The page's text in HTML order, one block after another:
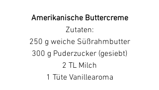
Amerikanische Buttercreme
Zutaten:
250 g weiche Süßrahmbutter
300 g Puderzucker (gesiebt)
2 TL Milch
1 Tüte Vanillearoma